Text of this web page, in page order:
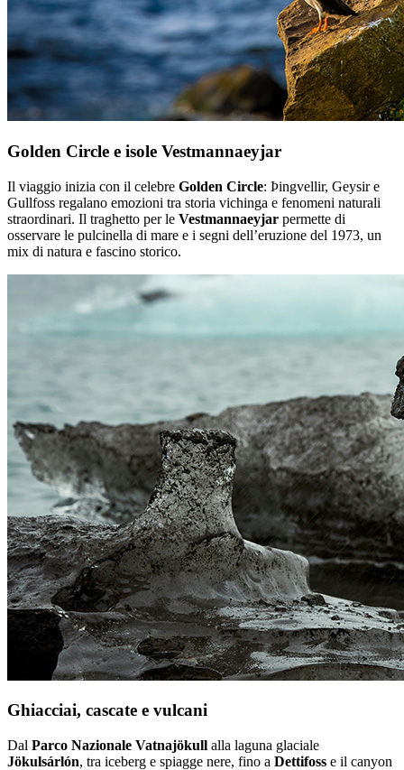
Golden Circle e isole Vestmannaeyjar
Il viaggio inizia con il celebre Golden Circle: Þingvellir, Geysir e
Gullfoss regalano emozioni tra storia vichinga e fenomeni naturali
straordinari. Il traghetto per le Vestmannaeyjar permette di
osservare le pulcinella di mare e i segni dell’eruzione del 1973, un
mix di natura e fascino storico.
Ghiacciai, cascate e vulcani
Dal Parco Nazionale Vatnajökull alla laguna glaciale
Jökulsárlón, tra iceberg e spiagge nere, fino a Dettifoss e il canyon